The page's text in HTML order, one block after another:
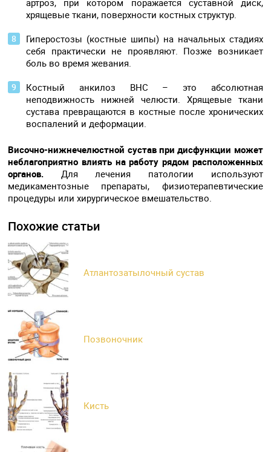
хрящевые ткани, поверхности костных структур.
Гиперостозы (костные шипы) на начальных стадиях
себя практически не проявляют. Позже возникает
боль во время жевания.
Костный анкилоз ВНС – это абсолютная
неподвижность нижней челюсти. Хрящевые ткани
сустава превращаются в костные после хронических
воспалений и деформации.
Височно-нижнечелюстной сустав при дисфункции может
неблагоприятно влиять на работу рядом расположенных
органов. Для лечения патологии используют
медикаментозные препараты, физиотерапевтические
процедуры или хирургическое вмешательство.
Похожие статьи
Атлантозатылочный сустав
Позвоночник
Кисть